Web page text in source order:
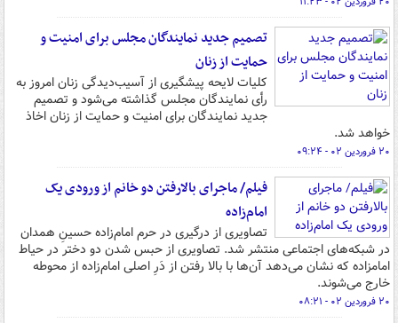
تصمیم جدید نمایندگان مجلس برای امنیت و
حمایت از زنان
کلیات لایحه پیشگیری از آسیب‌دیدگی زنان امروز به
رأی نمایندگان مجلس گذاشته‌ می‌شود و تصمیم
جدید نمایندگان برای امنیت و حمایت از زنان اخاذ
خواهد شد.
۲۰ فروردین ۰۲ - ۰۹:۲۴
فیلم/ ماجرای بالارفتن دو خانم از ورودی یک
امام‌زاده
تصاویری از درگیری در حرم امام‌زاده حسینِ همدان
در شبکه‌های اجتماعی منتشر شد. تصاویری از حبس شدن دو دختر در حیاط
امامزاده که نشان می‌دهد آن‌ها با بالا رفتن از دَرِ اصلی امام‌زاده از محوطه
خارج می‌شوند.
۲۰ فروردین ۰۲ - ۰۸:۲۱